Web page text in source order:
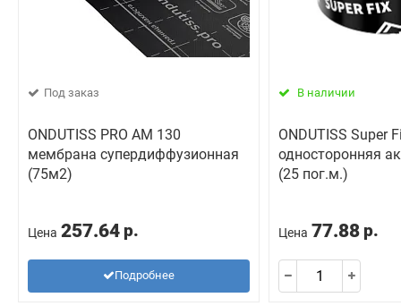
Под заказ
ONDUTISS PRO AM 130
мембрана супердиффузионная
(75м2)
Цена 257.64 р.
Подробнее
В наличии
ONDUTISS Super
односторонняя
(25 пог.м.)
Цена 77.88 р.